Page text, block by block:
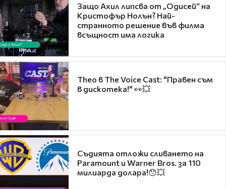
Защо Ахил липсва от „Одисей“ на
Кристофър Нолън? Най-
странното решение във филма
всъщност има логика
Theo в The Voice Cast: "Правен съм
в дискотека!" 👀💥
Съдията отложи сливането на
Paramount и Warner Bros. за 110
милиарда долара!😯💥